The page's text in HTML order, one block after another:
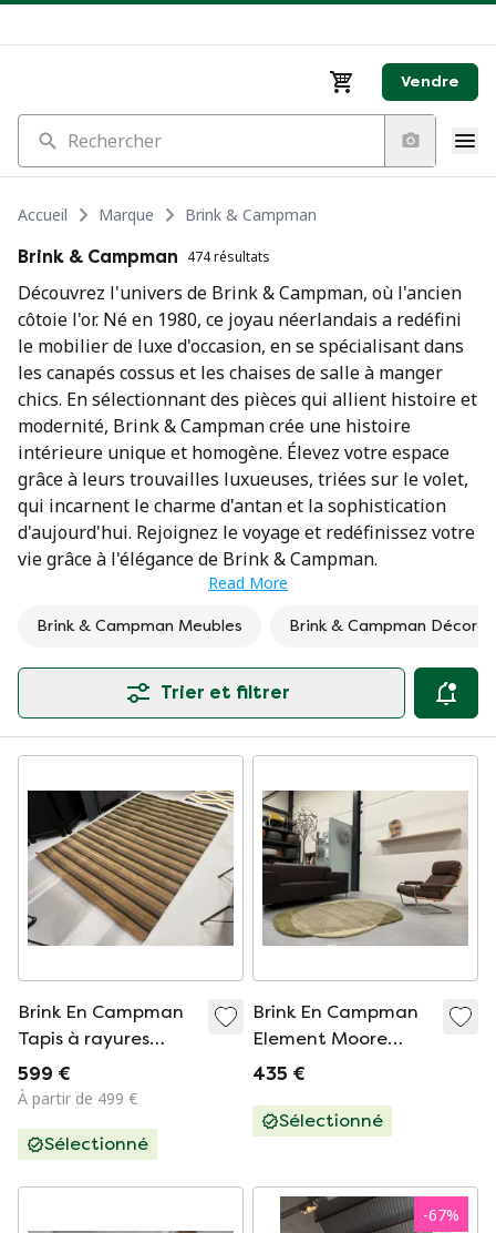
Vendre
Rechercher
Accueil Marque
Brink & Campman
Brink & Campman 474 résultats
Découvrez l'univers de Brink & Campman, où l'ancien
côtoie l'or. Né en 1980, ce joyau néerlandais a redéfini
le mobilier de luxe d'occasion, en se spécialisant dans
les canapés cossus et les chaises de salle à manger
chics. En sélectionnant des pièces qui allient histoire et
modernité, Brink & Campman crée une histoire
intérieure unique et homogène. Élevez votre espace
grâce à leurs trouvailles luxueuses, triées sur le volet,
qui incarnent le charme d'antan et la sophistication
d'aujourd'hui. Rejoignez le voyage et redéfinissez votre
vie grâce à l'élégance de Brink & Campman.
Read More
Brink & Campman Meubles Brink & Campman
Trier et filtrer
Brink En Campman
Tapis à rayures
170X240
599 €
À partir de 499 €
Sélectionné
Brink En Campman
Element Moore
Tapis vert poussière
435 €
Sélectionné
-67%